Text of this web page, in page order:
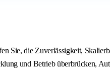
Sie, die Zuverlässigkeit,
und Betrieb überbrücken,